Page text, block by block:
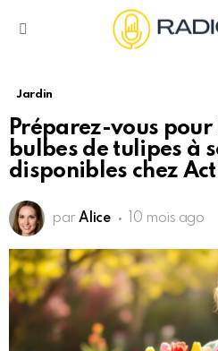
Jardin
Préparez-vous pour
bulbes de tulipes à
disponibles chez
par Alice 10 mois ago